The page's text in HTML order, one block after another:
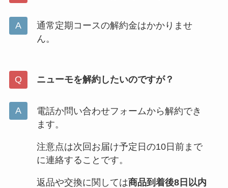
通常定期コースの解約金はかかりませ
ん。
ニューモを解約したいのですが？
電話か問い合わせフォームから解約でき
ます。
注意点は次回お届け予定日の10日前まで
に連絡することです。
返品や交換に関しては商品到着後8日以内